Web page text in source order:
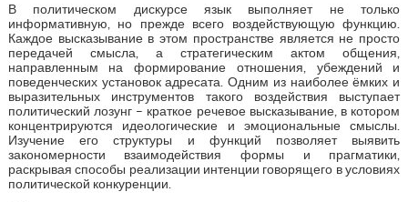
В политическом дискурсе язык выполняет не только
информативную, но прежде всего воздействующую функцию.
Каждое высказывание в этом пространстве является не просто
передачей смысла, а стратегическим актом общения,
направленным на формирование отношения, убеждений и
поведенческих установок адресата. Одним из наиболее ёмких и
выразительных инструментов такого воздействия выступает
политический лозунг – краткое речевое высказывание, в котором
концентрируются идеологические и эмоциональные смыслы.
Изучение его структуры и функций позволяет выявить
закономерности взаимодействия формы и прагматики,
раскрывая способы реализации интенции говорящего в условиях
политической конкуренции.